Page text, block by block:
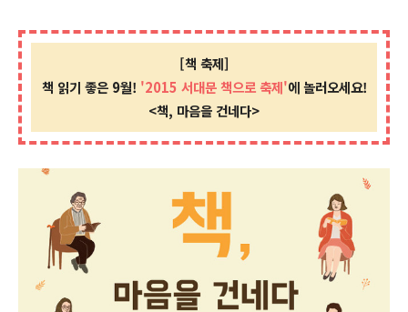
[책 축제]
책 읽기 좋은 9월! '2015 서대문 책으로 축제'에 놀러오세요!
<책, 마음을 건네다>